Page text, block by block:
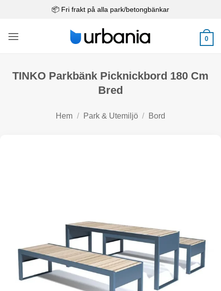
📦 Fri frakt på alla park/betongbänkar
0
TINKO Parkbänk Picknickbord 180 Cm
Bred
Hem / Park & Utemiljö / Bord